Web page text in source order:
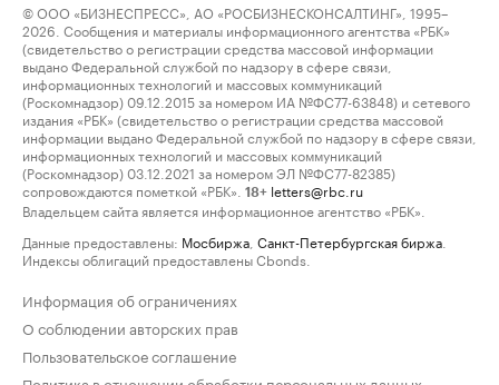
© ООО «БИЗНЕСПРЕСС», АО «РОСБИЗНЕСКОНСАЛТИНГ», 1995–
2026. Сообщения и материалы информационного агентства «РБК»
(свидетельство о регистрации средства массовой информации
выдано Федеральной службой по надзору в сфере связи,
информационных технологий и массовых коммуникаций
(Роскомнадзор) 09.12.2015 за номером ИА №ФС77-63848) и сетевого
издания «РБК» (свидетельство о регистрации средства массовой
информации выдано Федеральной службой по надзору в сфере связи,
информационных технологий и массовых коммуникаций
(Роскомнадзор) 03.12.2021 за номером ЭЛ №ФС77-82385)
сопровождаются пометкой «РБК».
18+ letters@rbc.ru
Владельцем сайта является информационное агентство «РБК».
Данные предоставлены: Мосбиржа Санкт-Петербургская биржа
Индексы облигаций предоставлены Cbonds.
Информация об ограничениях
О соблюдении авторских прав
Пользовательское соглашение